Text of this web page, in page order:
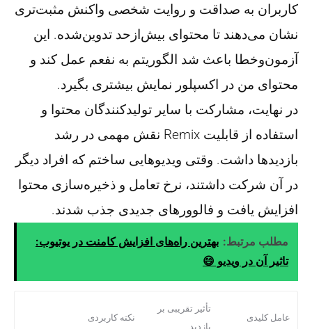
کاربران به صداقت و روایت شخصی واکنش مثبت‌تری
نشان می‌دهند تا محتوای بیش‌ازحد تدوین‌شده. این
آزمون‌و‌خطا باعث شد الگوریتم به نفعم عمل کند و
محتوای من در اکسپلور نمایش بیشتری بگیرد.
در نهایت، مشارکت با سایر تولیدکنندگان محتوا و
استفاده از قابلیت Remix نقش مهمی در رشد
بازدیدها داشت. وقتی ویدیوهایی ساختم که افراد دیگر
در آن شرکت داشتند، نرخ تعامل و ذخیره‌سازی محتوا
افزایش یافت و فالوورهای جدیدی جذب شدند.
مطلب مرتبط: بهترین راه‌های افزایش کامنت در یوتیوب:
تاثیر آن در ویدیو 😄
عامل کلیدی
تأثیر تقریبی بر
بازدید
نکته کاربردی